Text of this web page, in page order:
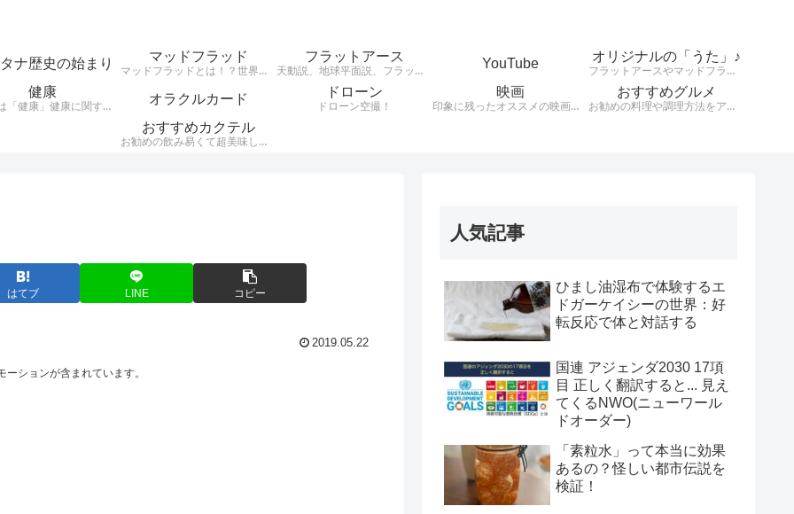
ナ歴史の始まり
マッドフラッド
マッドフラッドとは！？世界中の建物が埋まっていて、その建物の様式が世界同一（レトロ建築レンガ建築など）だという事実がある・・・それがMudfloodです。それらレンガ建築レトロ建築はここ日本にもたくさん現存している。 200年ほど前に世界がグレートリセットされ、歴史が書き換えられ現在に至るとうい興味深い説。
フラットアース
天動説、地球平面説、フラットアース、大地は平、太陽は小さくて高度上空存在している。様々な説を検証します。
YouTube
オリジナルの「うた」♪
フラットアースやマッドフラッド、健康や興味のあることをオリジナルの歌詞とリズムで発信！！！！
健康
テーマは「健康」健康に関する様々なジャンルのお話を、わかりやすくお話します。自分が好きな事、興味のある事をアウトプットするブログです。
オラクルカード
ドローン
ドローン空撮！
映画
印象に残ったオススメの映画を紹介します。
おすすめグルメ
お勧めの料理や調理方法をアウトプットする。
おすすめカクテル
お勧めの飲み易くて超美味しいカクテルをご紹介。騙されたつもりで飲んでほしいカクテルをシンプルにお伝えします。
はてブ LINE コピー
2019.05.22
ションが含まれています。
人気記事
ひまし油湿布で体験するエ
ドガーケイシーの世界：好
転反応で体と対話する
国連 アジェンダ2030 17項
目 正しく翻訳すると... 見え
てくるNWO(ニューワール
ドオーダー)
「素粒水」って本当に効果
あるの？怪しい都市伝説を
検証！